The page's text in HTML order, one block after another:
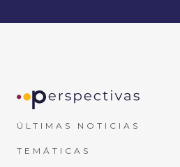
ÚLTIMAS NOTICIAS
TEMÁTICAS